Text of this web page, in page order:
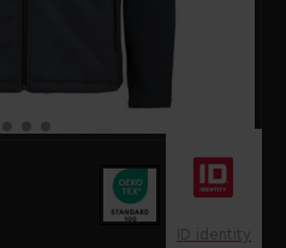
ID identity